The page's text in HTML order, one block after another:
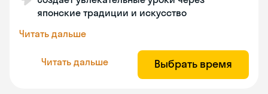
японские традиции и искусство
Читать дальше
Читать дальше Выбрать время